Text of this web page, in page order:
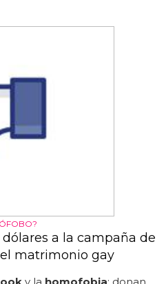
a la campaña de
matrimonio gay